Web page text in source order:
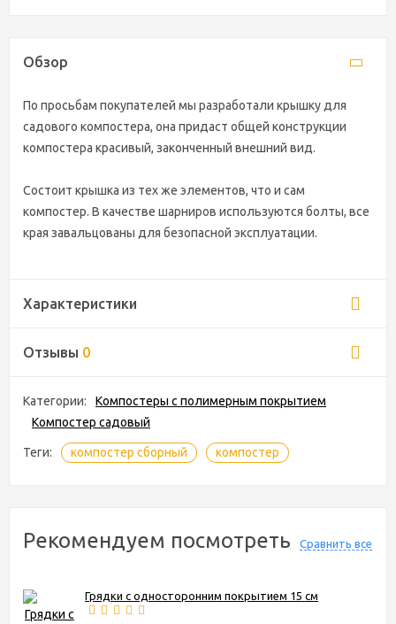
Обзор
По просьбам покупателей мы разработали крышку для
садового компостера, она придаст общей конструкции
компостера красивый, законченный внешний вид.
Состоит крышка из тех же элементов, что и сам
компостер. В качестве шарниров используются болты, все
края завальцованы для безопасной эксплуатации.
Характеристики
Отзывы 0
Категории:
Компостеры с полимерным покрытием
Компостер садовый
Теги: компостер сборный компостер
Рекомендуем посмотреть Сравнить все
Грядки с односторонним покрытием 15 см